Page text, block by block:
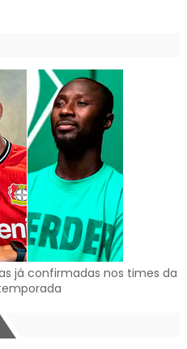
já confirmadas nos times da